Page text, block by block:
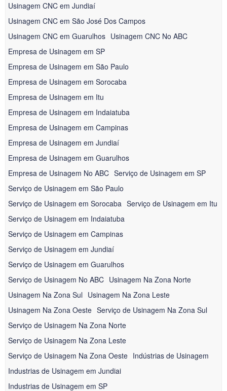
Usinagem CNC em Jundiaí
Usinagem CNC em São José Dos Campos
Usinagem CNC em Guarulhos Usinagem CNC No ABC
Empresa de Usinagem em SP
Empresa de Usinagem em São Paulo
Empresa de Usinagem em Sorocaba
Empresa de Usinagem em Itu
Empresa de Usinagem em Indaiatuba
Empresa de Usinagem em Campinas
Empresa de Usinagem em Jundiaí
Empresa de Usinagem em Guarulhos
Empresa de Usinagem No ABC Serviço de Usinagem em SP
Serviço de Usinagem em São Paulo
Serviço de Usinagem em Sorocaba Serviço de Usinagem em Itu
Serviço de Usinagem em Indaiatuba
Serviço de Usinagem em Campinas
Serviço de Usinagem em Jundiaí
Serviço de Usinagem em Guarulhos
Serviço de Usinagem No ABC Usinagem Na Zona Norte
Usinagem Na Zona Sul Usinagem Na Zona Leste
Usinagem Na Zona Oeste Serviço de Usinagem Na Zona Sul
Serviço de Usinagem Na Zona Norte
Serviço de Usinagem Na Zona Leste
Serviço de Usinagem Na Zona Oeste Indústrias de Usinagem
Industrias de Usinagem em Jundiai
Industrias de Usinagem em SP